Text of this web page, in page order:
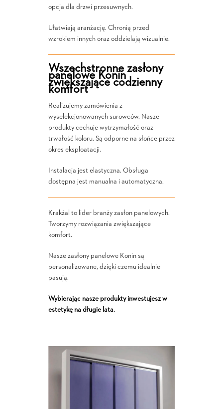
opcja dla drzwi przesuwnych.
Ułatwiają aranżację. Chronią przed
wzrokiem innych oraz oddzielają wizualnie.
Wszechstronne zasłony
panelowe Konin
zwiększające codzienny
komfort
Realizujemy zamówienia z
wyselekcjonowanych surowców. Nasze
produkty cechuje wytrzymałość oraz
trwałość koloru. Są odporne na słońce przez
okres eksploatacji.
Instalacja jest elastyczna. Obsługa
dostępna jest manualna i automatyczna.
Krakżal to lider branży zasłon panelowych.
Tworzymy rozwiązania zwiększające
komfort.
Nasze zasłony panelowe Konin są
personalizowane, dzięki czemu idealnie
pasują.
Wybierając nasze produkty inwestujesz w
estetykę na długie lata.